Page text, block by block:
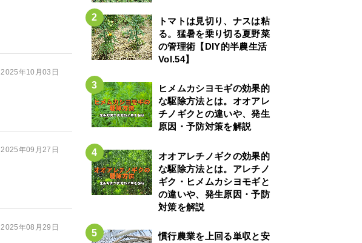
2025年10月03日
2025年09月27日
2025年08月29日
トマトは見切り、ナスは粘
る。猛暑を乗り切る夏野菜
の管理術【DIY的半農生活
Vol.54】
ヒメムカシヨモギの効果的
な駆除方法とは。オオアレ
チノギクとの違いや、発生
原因・予防対策を解説
オオアレチノギクの効果的
な駆除方法とは。アレチノ
ギク・ヒメムカシヨモギと
の違いや、発生原因・予防
対策を解説
慣行農業を上回る単収と安